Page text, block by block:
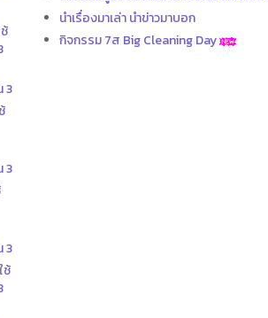
3
3
3
ช้
นำเรื่องมาเล่า นำข่าวมาบอก
กิจกรรม 7ส Big Cleaning Day